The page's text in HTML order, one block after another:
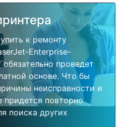
к ремонту
Enterprise-
проведет
основе. Что бы
неисправности и
повторно
поиска других